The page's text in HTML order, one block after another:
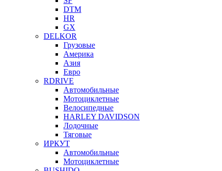
DTM
HR
GX
DELKOR
Грузовые
Америка
Азия
Евро
RDRIVE
Автомобильные
Мотоциклетные
Велосипедные
HARLEY DAVIDSON
Лодочные
Тяговые
ИРКУТ
Автомобильные
Мотоциклетные